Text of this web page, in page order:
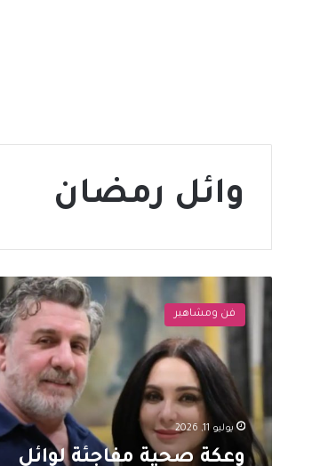
وائل رمضان
صحية
مفاجئة
رمضان
فواخرجي
تطمئن
الجمهور
فن ومشاهير
يوليو 11, 2026
وعكة صحية مفاجئة لوائل